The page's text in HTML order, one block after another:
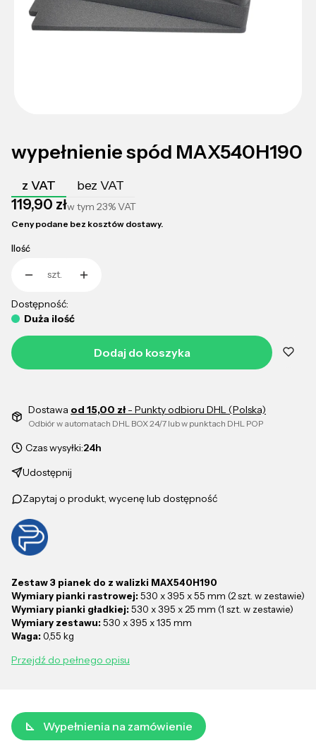
wypełnienie spód MAX540H190
z VAT bez VAT
Cena
119,90 złw tym 23%VAT
Ceny podane bez kosztów dostawy.
Ilość
szt.
Dostępność:
Duża ilość
Dodaj do koszyka
Dostawa od 15,00 zł- Punkty odbioru DHL (Polska)
Odbiór w automatach DHL BOX 24/7 lub w punktach DHL POP
Czas wysyłki:24h
Udostępnij
Zapytaj o produkt, wycenę lub dostępność
Zestaw 3 pianek do z walizki MAX540H190
Wymiary pianki rastrowej: 530 x 395 x 55 mm (2 szt. w zestawie)
Wymiary pianki gładkiej: 530 x 395 x 25 mm (1 szt. w zestawie)
Wymiary zestawu: 530 x 395 x 135 mm
Waga: 0,55 kg
Przejdź do pełnego opisu
Wypełnienia na zamówienie